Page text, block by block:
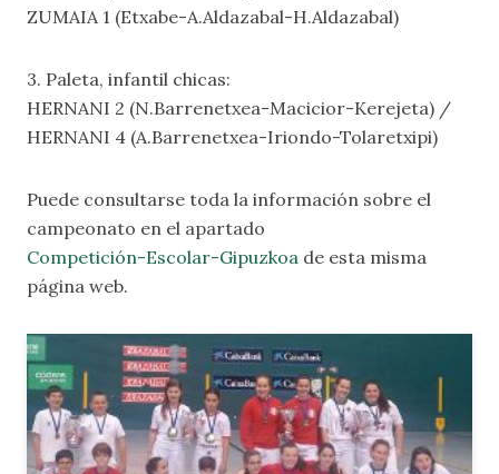
ZUMAIA 1 (Etxabe-A.Aldazabal-H.Aldazabal)
3. Paleta, infantil chicas:
HERNANI 2 (N.Barrenetxea-Macicior-Kerejeta) /
HERNANI 4 (A.Barrenetxea-Iriondo-Tolaretxipi)
Puede consultarse toda la información sobre el
campeonato en el apartado
Competición-Escolar-Gipuzkoa de esta misma
página web.